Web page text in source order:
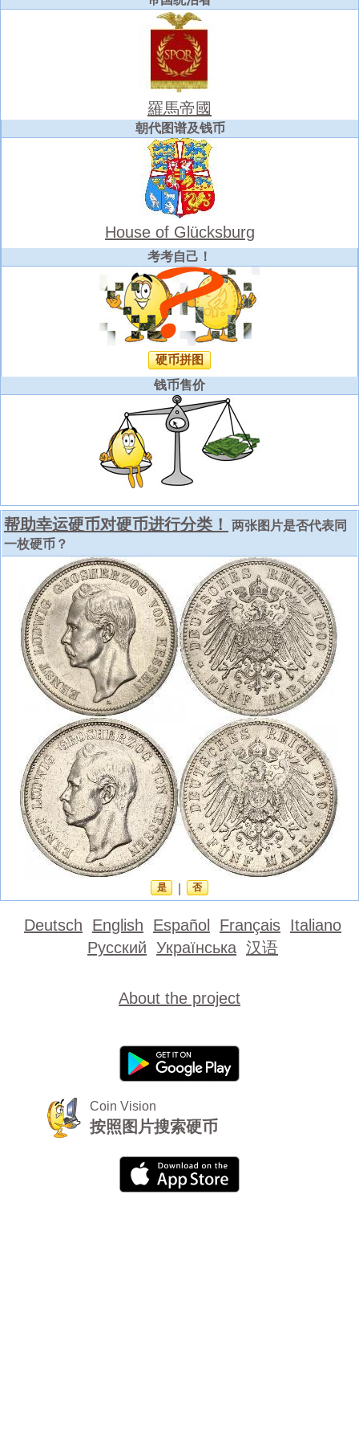
羅馬帝國
朝代图谱及钱币
House of Glücksburg
考考自己！
硬币拼图
钱币售价
帮助幸运硬币对硬币进行分类！
两张图片是否代表同
一枚硬币？
是 否
Deutsch English Español Français Italiano
Русский Українська 汉语
About the project
Coin Vision
按照图片搜索硬币